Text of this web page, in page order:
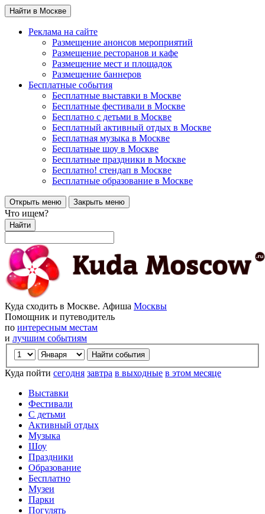
Найти в Москве
Реклама на сайте
Размещение анонсов мероприятий
Размещение ресторанов и кафе
Размещение мест и площадок
Размещение баннеров
Бесплатные события
Бесплатные выставки в Москве
Бесплатные фестивали в Москве
Бесплатно с детьми в Москве
Бесплатный активный отдых в Москве
Бесплатная музыка в Москве
Бесплатные шоу в Москве
Бесплатные праздники в Москве
Бесплатно! стендап в Москве
Бесплатные образование в Москве
Открыть меню Закрыть меню
Что ищем?
Найти
Куда сходить в Москве. Афиша Москвы
Помощник и путеводитель
по интересным местам
и лучшим событиям
Куда пойти сегодня завтра в выходные в этом месяце
Выставки
Фестивали
С детьми
Активный отдых
Музыка
Шоу
Праздники
Образование
Бесплатно
Музеи
Парки
Погулять